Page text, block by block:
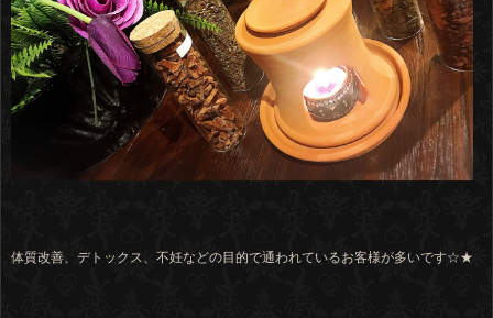
体質改善、デトックス、不妊などの目的で通われているお客様が多いです☆★